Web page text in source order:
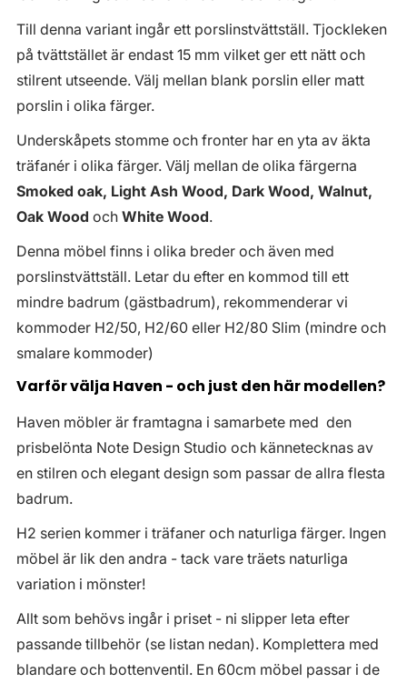
Till denna variant ingår ett porslinstvättställ. Tjockleken
på tvättstället är endast 15 mm vilket ger ett nätt och
stilrent utseende. Välj mellan blank porslin eller matt
porslin i olika färger.
Underskåpets stomme och fronter har en yta av äkta
träfanér i olika färger. Välj mellan de olika färgerna
Smoked oak, Light Ash Wood, Dark Wood, Walnut,
Oak Wood och White Wood.
Denna möbel finns i olika breder och även med
porslinstvättställ. Letar du efter en kommod till ett
mindre badrum (gästbadrum), rekommenderar vi
kommoder H2/50, H2/60 eller H2/80 Slim (mindre och
smalare kommoder)
Varför välja Haven - och just den här modellen?
Haven möbler är framtagna i samarbete med den
prisbelönta Note Design Studio och kännetecknas av
en stilren och elegant design som passar de allra flesta
badrum.
H2 serien kommer i träfaner och naturliga färger. Ingen
möbel är lik den andra - tack vare träets naturliga
variation i mönster!
Allt som behövs ingår i priset - ni slipper leta efter
passande tillbehör (se listan nedan). Komplettera med
blandare och bottenventil. En 60cm möbel passar i de